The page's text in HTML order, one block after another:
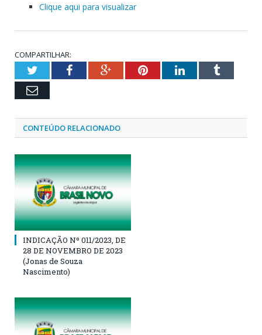
Clique aqui para visualizar
COMPARTILHAR:
TwitterFacebookGoogle+PinterestLinkedInTumblr
Email
CONTEÚDO RELACIONADO
INDICAÇÃO Nº 011/2023, DE
28 DE NOVEMBRO DE 2023
(Jonas de Souza
Nascimento)